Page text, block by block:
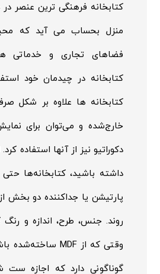
کتابخانه فرهنگی ترین عنصر در
منزل بحساب می آید که
فضاهای تجاری و خدماتی
کتابخانه در چیدمان خود
کتابخانه ها علاوه بر شکل
خارج‌شده و می‌توان برای
دکوراتیو نیز از آنها استفاده
داشته باشید، کتابخانه‌ها حتی
پارتیشن یا جداکننده دو بخش
روند. جنس، طرح، اندازه و رنگ
وقتی که از MDF ساخته‌شده
گوناگونی دارد که اجازه